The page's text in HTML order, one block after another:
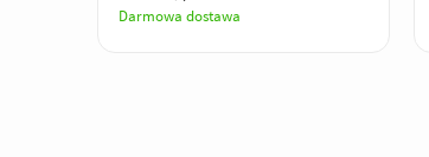
Darmowa dostawa